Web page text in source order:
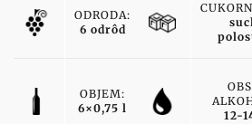
ODRODA:
6 odrôd
OBJEM:
6×0,75 l
12-